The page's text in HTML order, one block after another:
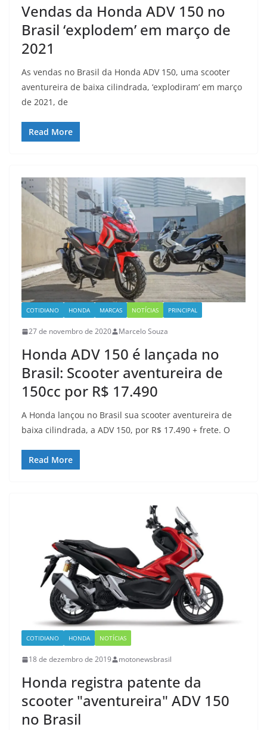
Vendas da Honda ADV 150 no
Brasil ‘explodem’ em março de
2021
As vendas no Brasil da Honda ADV 150, uma scooter
aventureira de baixa cilindrada, ‘explodiram’ em março
de 2021, de
Read More
COTIDIANO HONDA MARCAS NOTÍCIAS PRINCIPAL
27 de novembro de 2020 Marcelo Souza
Honda ADV 150 é lançada no
Brasil: Scooter aventureira de
150cc por R$ 17.490
A Honda lançou no Brasil sua scooter aventureira de
baixa cilindrada, a ADV 150, por R$ 17.490 + frete. O
Read More
COTIDIANO HONDA NOTÍCIAS
18 de dezembro de 2019 motonewsbrasil
Honda registra patente da
scooter "aventureira" ADV 150
no Brasil